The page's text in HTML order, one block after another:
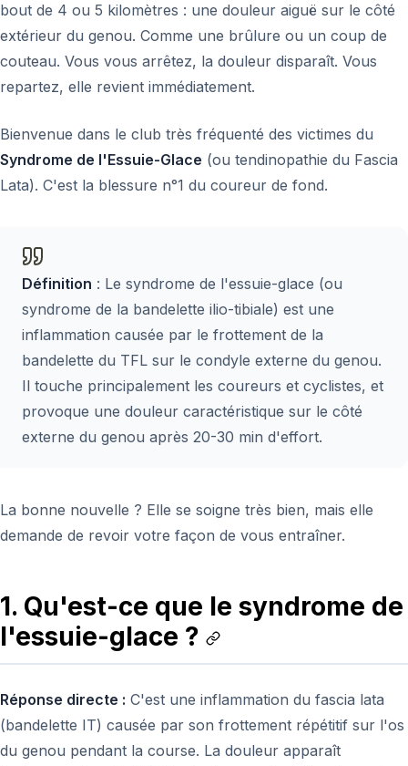
bout de 4 ou 5 kilomètres : une douleur aiguë sur le côté
extérieur du genou. Comme une brûlure ou un coup de
couteau. Vous vous arrêtez, la douleur disparaît. Vous
repartez, elle revient immédiatement.
Bienvenue dans le club très fréquenté des victimes du
Syndrome de l'Essuie-Glace (ou tendinopathie du Fascia
Lata). C'est la blessure n°1 du coureur de fond.
Définition : Le syndrome de l'essuie-glace (ou
syndrome de la bandelette ilio-tibiale) est une
inflammation causée par le frottement de la
bandelette du TFL sur le condyle externe du genou.
Il touche principalement les coureurs et cyclistes, et
provoque une douleur caractéristique sur le côté
externe du genou après 20-30 min d'effort.
La bonne nouvelle ? Elle se soigne très bien, mais elle
demande de revoir votre façon de vous entraîner.
1. Qu'est-ce que le syndrome de
l'essuie-glace ?
Réponse directe : C'est une inflammation du fascia lata
(bandelette IT) causée par son frottement répétitif sur l'os
du genou pendant la course. La douleur apparaît